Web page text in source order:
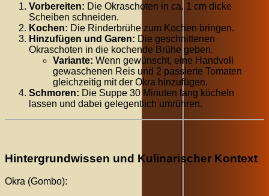
Vorbereiten: Die Okraschoten in ca. 1 cm dicke
Scheiben schneiden.
Kochen: Die Rinderbrühe zum Kochen bringen.
Hinzufügen und Garen: Die geschnittenen
Okraschoten in die kochende Brühe geben.
Variante: Wenn gewünscht, eine Handvoll
gewaschenen Reis und 2 passierte Tomaten
gleichzeitig mit der Okra hinzufügen.
Schmoren: Die Suppe 30 Minuten lang köcheln
lassen und dabei gelegentlich umrühren.
Hintergrundwissen und Kulinarischer Kontext
Okra (Gombo):